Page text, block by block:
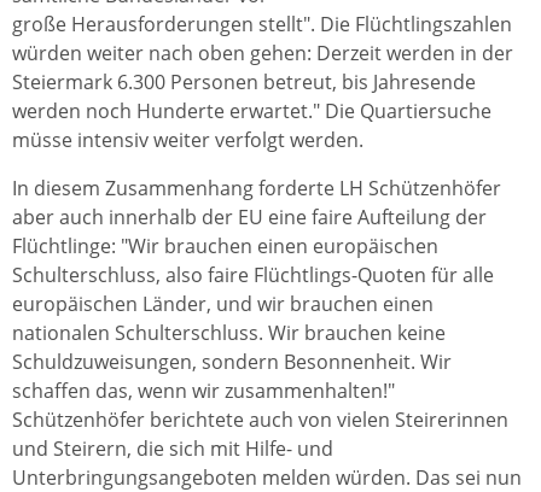
große Herausforderungen stellt". Die Flüchtlingszahlen
würden weiter nach oben gehen: Derzeit werden in der
Steiermark 6.300 Personen betreut, bis Jahresende
werden noch Hunderte erwartet." Die Quartiersuche
müsse intensiv weiter verfolgt werden.
In diesem Zusammenhang forderte LH Schützenhöfer
aber auch innerhalb der EU eine faire Aufteilung der
Flüchtlinge: "Wir brauchen einen europäischen
Schulterschluss, also faire Flüchtlings-Quoten für alle
europäischen Länder, und wir brauchen einen
nationalen Schulterschluss. Wir brauchen keine
Schuldzuweisungen, sondern Besonnenheit. Wir
schaffen das, wenn wir zusammenhalten!"
Schützenhöfer berichtete auch von vielen Steirerinnen
und Steirern, die sich mit Hilfe- und
Unterbringungsangeboten melden würden. Das sei nun